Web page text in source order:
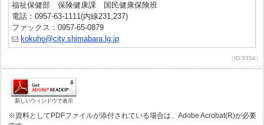
福祉保健部 保険健康課 国民健康保険班
電話：0957-63-1111(内線231,237)
ファックス：0957-65-0879
kokuho@city.shimabara.lg.jp
（ID:3354）
新しいウィンドウで表示
※資料としてPDFファイルが添付されている場合は、Adobe Acrobat(R)が必要